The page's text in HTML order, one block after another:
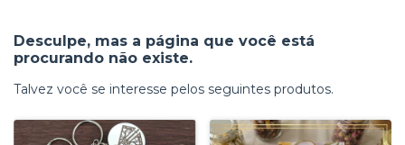
Desculpe, mas a página que você está
procurando não existe.
Talvez você se interesse pelos seguintes produtos.